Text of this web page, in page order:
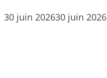
30 juin 202630 juin 2026